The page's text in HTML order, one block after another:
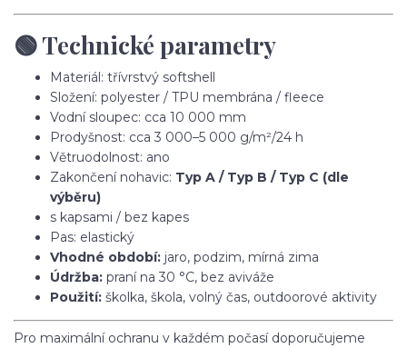
🟢 Technické parametry
Materiál: třívrstvý softshell
Složení: polyester / TPU membrána / fleece
Vodní sloupec: cca 10 000 mm
Prodyšnost: cca 3 000–5 000 g/m²/24 h
Větruodolnost: ano
Zakončení nohavic: Typ A / Typ B / Typ C (dle
výběru)
s kapsami / bez kapes
Pas: elastický
Vhodné období: jaro, podzim, mírná zima
Údržba: praní na 30 °C, bez aviváže
Použití: školka, škola, volný čas, outdoorové aktivity
Pro maximální ochranu v každém počasí doporučujeme